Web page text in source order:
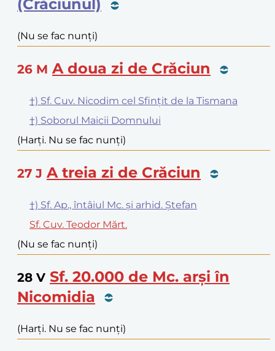
(Crăciunul)
(Nu se fac nunți)
26 M A doua zi de Crăciun
†) Sf. Cuv. Nicodim cel Sfințit de la Tismana
†) Soborul Maicii Domnului
(Harți. Nu se fac nunți)
27 J A treia zi de Crăciun
†) Sf. Ap., întâiul Mc. și arhid. Ștefan
Sf. Cuv. Teodor Mărt.
(Nu se fac nunți)
28 V Sf. 20.000 de Mc. arși în
Nicomidia
(Harți. Nu se fac nunți)